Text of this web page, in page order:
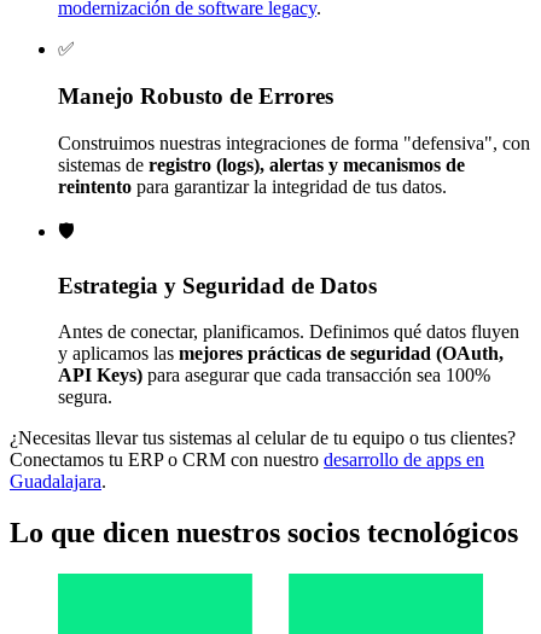
modernización de software legacy.
✅
Manejo Robusto de Errores
Construimos nuestras integraciones de forma "defensiva", con
sistemas de registro (logs), alertas y mecanismos de
reintento para garantizar la integridad de tus datos.
🛡️
Estrategia y Seguridad de Datos
Antes de conectar, planificamos. Definimos qué datos fluyen
y aplicamos las mejores prácticas de seguridad (OAuth,
API Keys) para asegurar que cada transacción sea 100%
segura.
¿Necesitas llevar tus sistemas al celular de tu equipo o tus clientes?
Conectamos tu ERP o CRM con nuestro desarrollo de apps en
Guadalajara.
Lo que dicen nuestros socios tecnológicos